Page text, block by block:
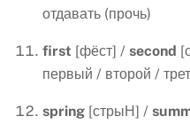
отдавать (прочь)
first [фёст] / second
первый / второй /
spring [стрыН] /